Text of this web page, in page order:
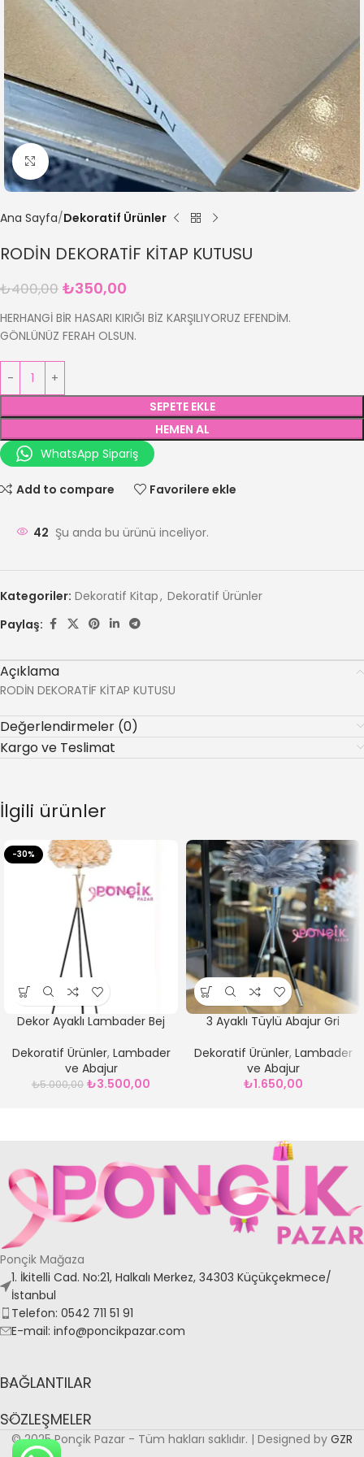
Büyütmek için tıklayın
Ana Sayfa Dekoratif Ürünler
RODİN DEKORATİF KİTAP KUTUSU
₺400,00 ₺350,00
HERHANGİ BİR HASARI KIRIĞI BİZ KARŞILIYORUZ EFENDİM.
GÖNLÜNÜZ FERAH OLSUN.
SEPETE EKLE
HEMEN AL
WhatsApp Sipariş
Add to compare Favorilere ekle
42 Şu anda bu ürünü inceliyor.
Kategoriler: Dekoratif Kitap, Dekoratif Ürünler
Paylaş:
Açıklama
RODİN DEKORATİF KİTAP KUTUSU
Değerlendirmeler (0)
Kargo ve Teslimat
İlgili ürünler
-30%
Dekor Ayaklı Lambader Bej
Dekoratif Ürünler, Lambader
ve Abajur
₺5.000,00 ₺3.500,00
3 Ayaklı Tüylü Abajur Gri
Dekoratif Ürünler, Lambader
ve Abajur
₺1.650,00
Ponçik Mağaza
1. İkitelli Cad. No:21, Halkalı Merkez, 34303 Küçükçekmece/
İstanbul
Telefon: 0542 711 51 91
E-mail: info@poncikpazar.com
BAĞLANTILAR
SÖZLEŞMELER
© 2025 Ponçik Pazar - Tüm hakları saklıdır. | Designed by GZR